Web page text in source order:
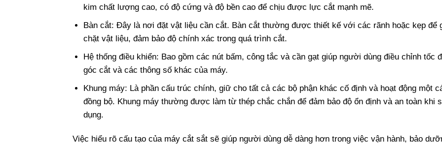
kim chất lượng cao, có độ cứng và độ bền cao để chịu được lực cắt mạnh mẽ.
Bàn cắt: Đây là nơi đặt vật liệu cần cắt. Bàn cắt thường được thiết kế với các rãnh hoặc kẹp để
chặt vật liệu, đảm bảo độ chính xác trong quá trình cắt.
Hệ thống điều khiển: Bao gồm các nút bấm, công tắc và cần gạt giúp người dùng điều chỉnh tốc
góc cắt và các thông số khác của máy.
Khung máy: Là phần cấu trúc chính, giữ cho tất cả các bộ phận khác cố định và hoạt động một
đồng bộ. Khung máy thường được làm từ thép chắc chắn để đảm bảo độ ổn định và an toàn khi
dụng.
Việc hiểu rõ cấu tạo của máy cắt sắt sẽ giúp người dùng dễ dàng hơn trong việc vận hành, bảo